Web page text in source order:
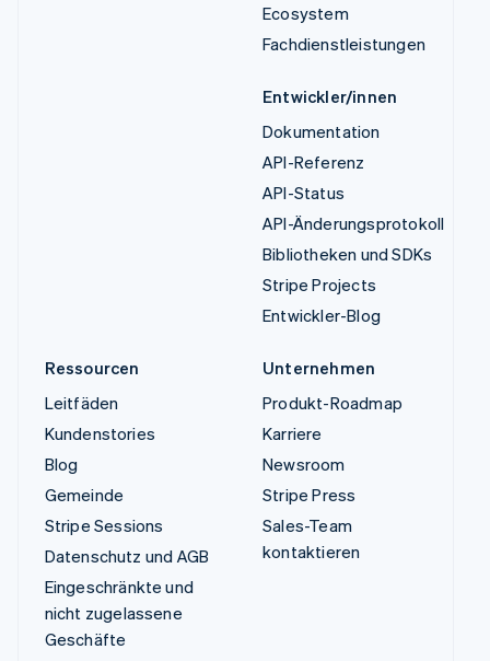
Ecosystem
Fachdienstleistungen
Entwickler/innen
Dokumentation
API-Referenz
API-Status
API-Änderungsprotokoll
Bibliotheken und SDKs
Stripe Projects
Entwickler-Blog
Ressourcen
Leitfäden
Kundenstories
Blog
Gemeinde
Stripe Sessions
Datenschutz und AGB
Eingeschränkte und
nicht zugelassene
Geschäfte
Unternehmen
Produkt-Roadmap
Karriere
Newsroom
Stripe Press
Sales-Team
kontaktieren